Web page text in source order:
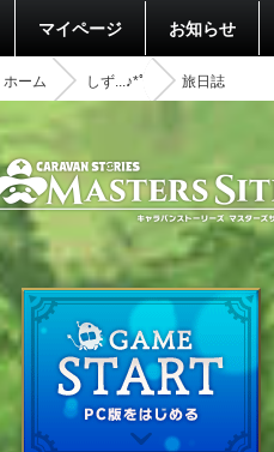
マイページ お知らせ
ホーム しず...♪*ﾟ 旅日誌